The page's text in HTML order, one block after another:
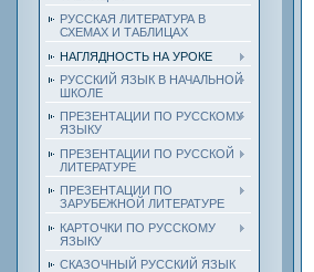
РУССКАЯ ЛИТЕРАТУРА В
СХЕМАХ И ТАБЛИЦАХ
НАГЛЯДНОСТЬ НА УРОКЕ
РУССКИЙ ЯЗЫК В НАЧАЛЬНОЙ
ШКОЛЕ
ПРЕЗЕНТАЦИИ ПО РУССКОМУ
ЯЗЫКУ
ПРЕЗЕНТАЦИИ ПО РУССКОЙ
ЛИТЕРАТУРЕ
ПРЕЗЕНТАЦИИ ПО
ЗАРУБЕЖНОЙ ЛИТЕРАТУРЕ
КАРТОЧКИ ПО РУССКОМУ
ЯЗЫКУ
СКАЗОЧНЫЙ РУССКИЙ ЯЗЫК